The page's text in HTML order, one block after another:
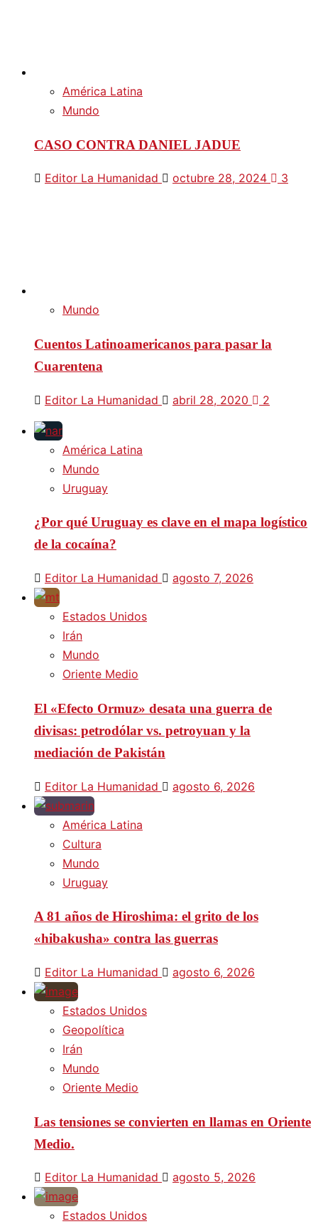
América Latina
Mundo
CASO CONTRA DANIEL JADUE
Editor La Humanidad octubre 28, 2024 3
Mundo
Cuentos Latinoamericanos para pasar la
Cuarentena
Editor La Humanidad abril 28, 2020 2
América Latina
Mundo
Uruguay
¿Por qué Uruguay es clave en el mapa logístico
de la cocaína?
Editor La Humanidad agosto 7, 2026
Estados Unidos
Irán
Mundo
Oriente Medio
El «Efecto Ormuz» desata una guerra de
divisas: petrodólar vs. petroyuan y la
mediación de Pakistán
Editor La Humanidad agosto 6, 2026
América Latina
Cultura
Mundo
Uruguay
A 81 años de Hiroshima: el grito de los
«hibakusha» contra las guerras
Editor La Humanidad agosto 6, 2026
Estados Unidos
Geopolítica
Irán
Mundo
Oriente Medio
Las tensiones se convierten en llamas en Oriente
Medio.
Editor La Humanidad agosto 5, 2026
Estados Unidos